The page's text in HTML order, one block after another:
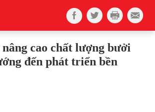
cao chất lượng bưởi
đến phát triển bền